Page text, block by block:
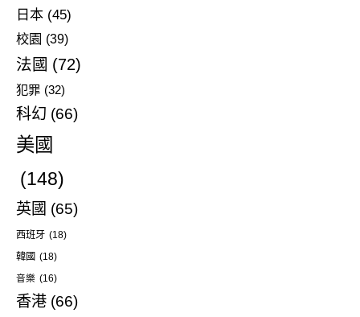
日本 (45)
校園 (39)
法國 (72)
犯罪 (32)
科幻 (66)
美國
(148)
英國 (65)
西班牙 (18)
韓國 (18)
音樂 (16)
香港 (66)